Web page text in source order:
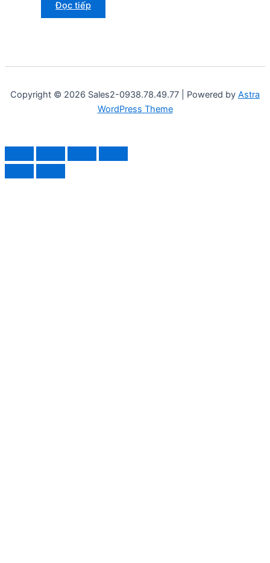
Đọc tiếp
Copyright © 2026 Sales2-0938.78.49.77 | Powered by Astra
WordPress Theme